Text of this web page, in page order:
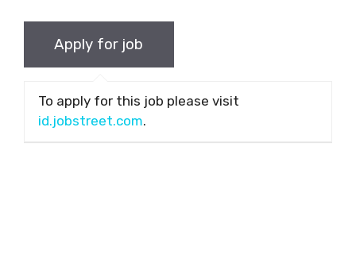
To apply for this job please visit
id.jobstreet.com.